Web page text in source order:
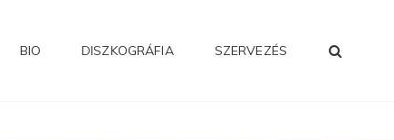
BIO DISZKOGRÁFIA SZERVEZÉS